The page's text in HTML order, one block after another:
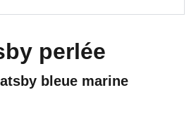
perlée
bleue marine